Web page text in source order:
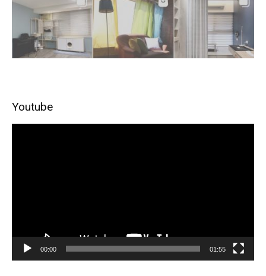
Youtube
00:00 01:55